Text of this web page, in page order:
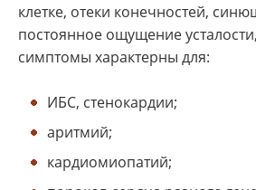
клетке, отеки конечностей,
постоянное ощущение
симптомы характерны для:
ИБС, стенокардии;
аритмий;
кардиомиопатий;